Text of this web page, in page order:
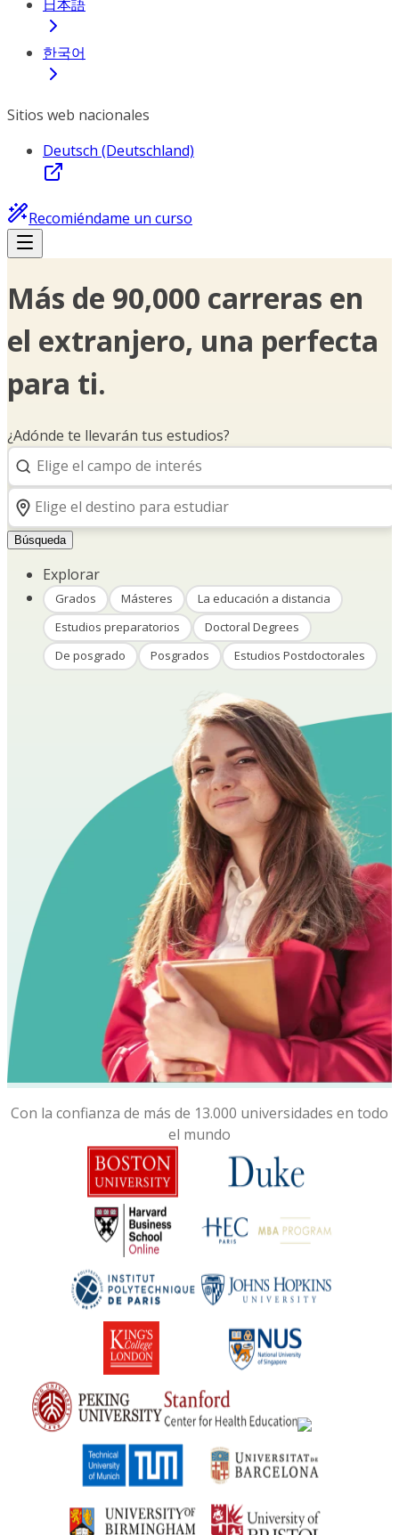
日本語
한국어
Sitios web nacionales
Deutsch (Deutschland)
Recomiéndame un curso
Más de 90,000 carreras en
el extranjero, una perfecta
para ti.
¿Adónde te llevarán tus estudios?
Búsqueda
Explorar
Grados Másteres
La educación a distancia
Estudios preparatorios
Doctoral Degrees
De posgrado
Posgrados Estudios Postdoctorales
Con la confianza de más de 13.000 universidades en todo
el mundo